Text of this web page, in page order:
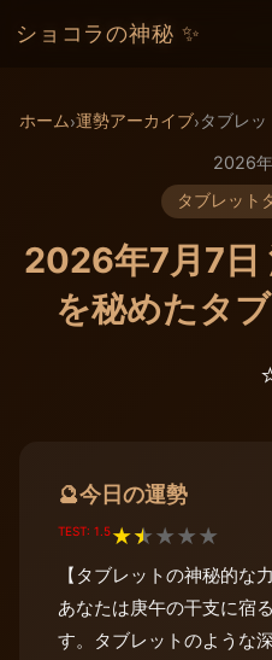
ショコラの神秘 ✨
ホーム›運勢アーカイブ›タブレッ
2026
タブレット
2026年7月7日
を秘めたタ
🔮今日の運勢
TEST: 1.5★★★★★
【タブレットの神秘的な
あなたは庚午の干支に宿
す。タブレットのような